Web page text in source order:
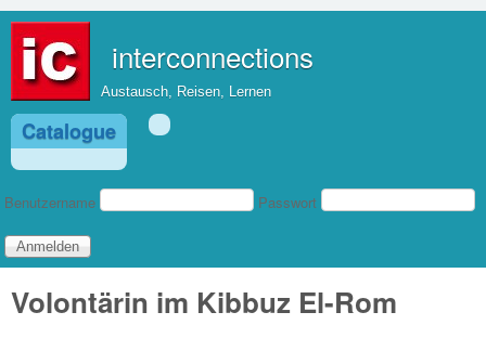
interconnections
Austausch, Reisen, Lernen
Catalogue
Benutzeranmeldung
Benutzername Passwort
Volontärin im Kibbuz El-Rom